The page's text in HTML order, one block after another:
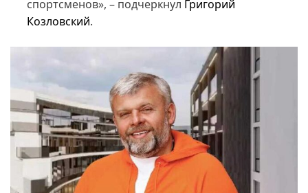
спортсменов», – подчеркнул Григорий
Козловский.